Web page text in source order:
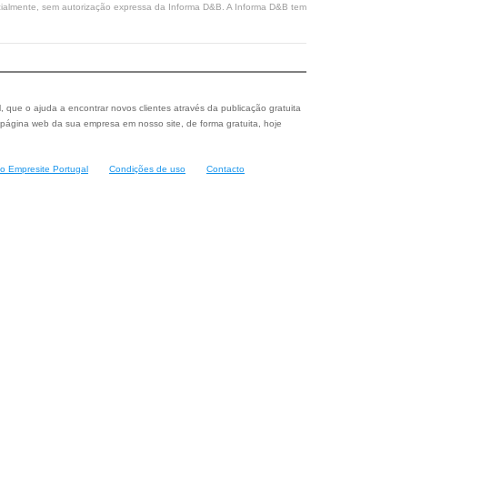
sem autorização expressa da Informa D&B. A Informa D&B tem
o ajuda a encontrar novos clientes através da publicação gratuita
web da sua empresa em nosso site, de forma gratuita, hoje
Empresite Portugal Condições de uso Contacto